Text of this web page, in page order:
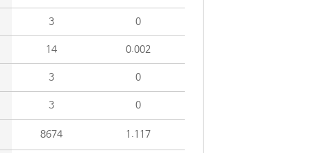
3 0
14 0.002
3 0
3 0
8674 1.117